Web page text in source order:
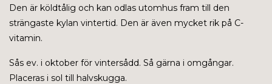
Den är köldtålig och kan odlas utomhus fram till den
strängaste kylan vintertid. Den är även mycket rik på C-
vitamin.
Sås ev. i oktober för vintersådd. Så gärna i omgångar.
Placeras i sol till halvskugga.